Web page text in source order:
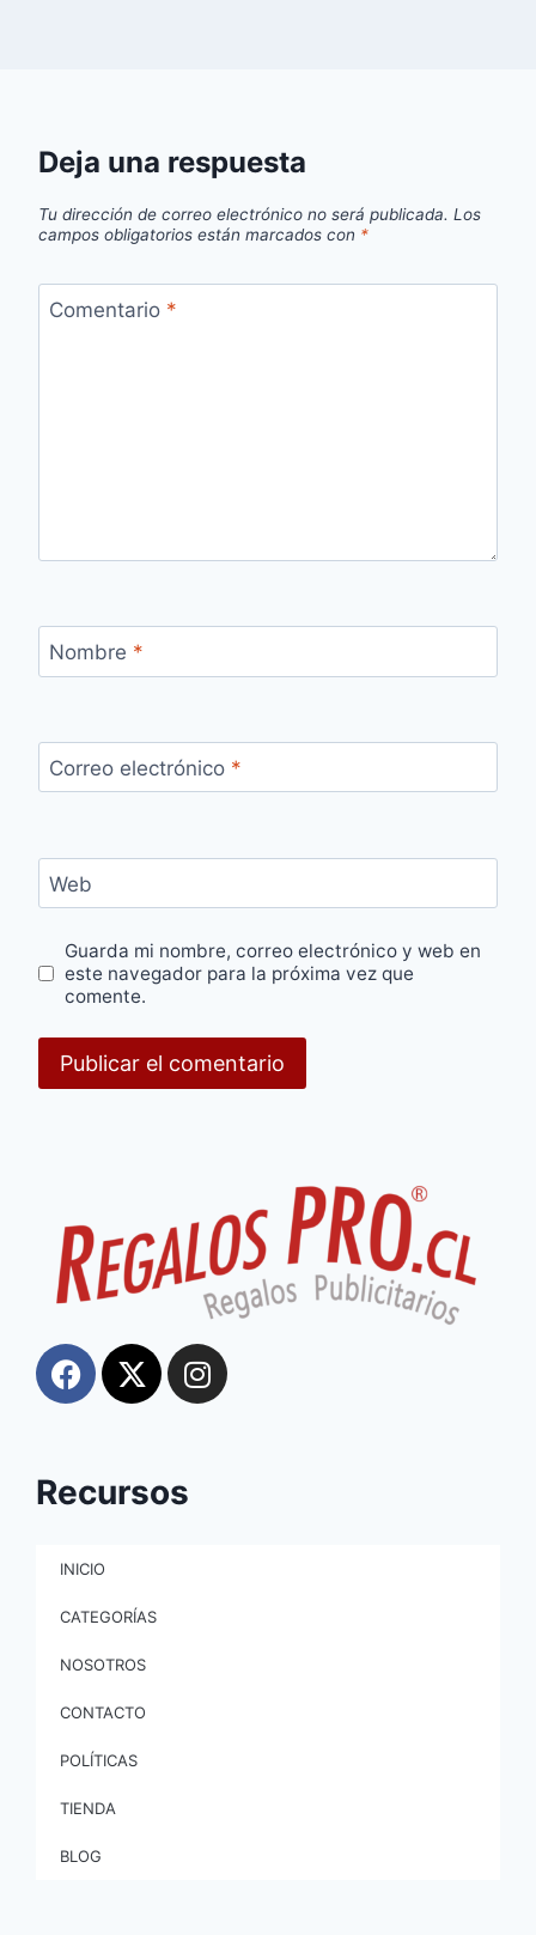
Deja una respuesta
Tu dirección de correo electrónico no será publicada. Los
campos obligatorios están marcados con *
Comentario *
Nombre *
Correo electrónico *
Web
Guarda mi nombre, correo electrónico y web en
este navegador para la próxima vez que
comente.
Recursos
INICIO
CATEGORÍAS
NOSOTROS
CONTACTO
POLÍTICAS
TIENDA
BLOG